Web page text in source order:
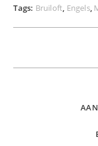
Tags: Bruiloft, Engels,